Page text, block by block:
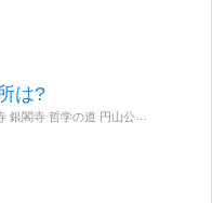
は?
川 京都植物園 宇治 木屋町、高瀬川 二条城 高雄 御室、仁和寺 真如堂、金戒光明寺